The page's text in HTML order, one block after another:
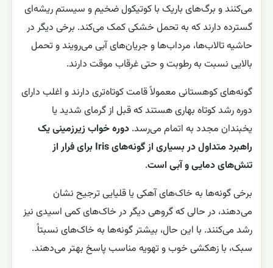
می‌کنند و برگ‌های باریک با کوتیکول ضخیم و سیستم ریشه‌ای
گسترده دارند که به تحمل خشکی کمک می‌کند. برخی دیگر در
حاشیه تالاب‌ها، مرداب‌ها و جریان‌های آبی می‌رویند و تحمل
بالایی نسبت به رطوبت و حتی غرقاب موقت دارند.
گونه‌های کوهستانی معمولاً قامت کوتاه‌تری دارند و اغلب دارای
دوره رشد کوتاه بهاری هستند که قبل از گرمای شدید یا
یخبندان مجدد به اتمام می‌رسد. دوره خواب زیرزمینی یک
راهبرد متداول در بسیاری از گونه‌های Iris برای فرار از
تنش‌های دمایی و آبی است.
برخی گونه‌ها به خاک‌های آهکی یا قلیایی ترجیح نشان
می‌دهند، در حالی که گروهی دیگر در خاک‌های کمی اسیدی نیز
رشد می‌کنند. با این حال، بیشتر گونه‌ها به خاک‌های نسبتاً
سبک، با زهکشی خوب و تهویه مناسب پاسخ بهتر می‌دهند.